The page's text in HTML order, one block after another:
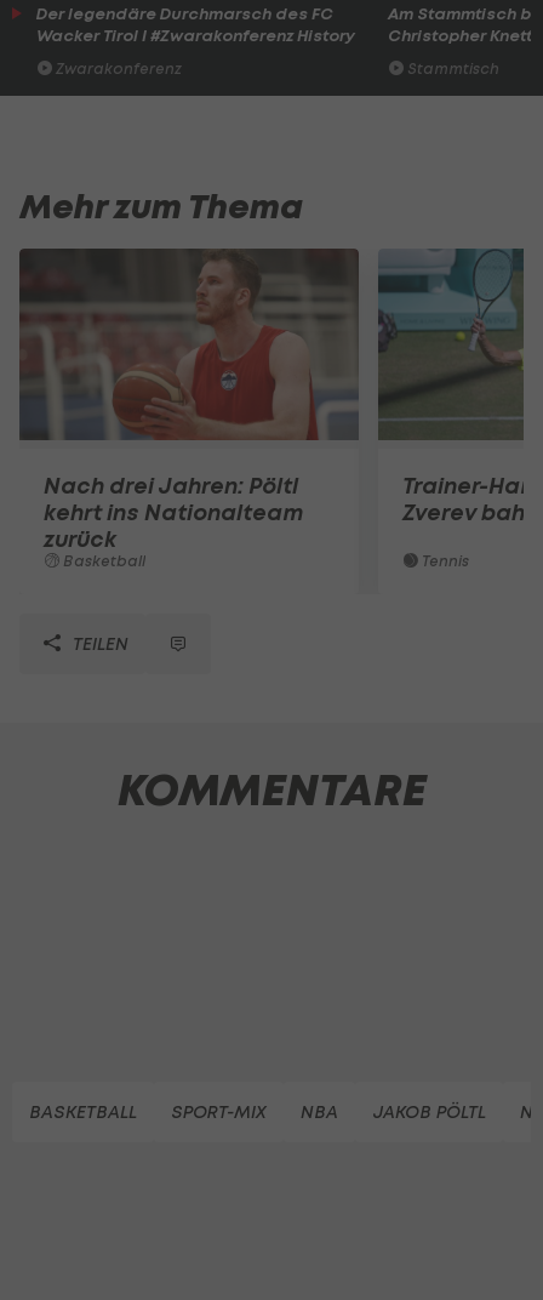
Der legendäre Durchmarsch des FC
Wacker Tirol I #Zwarakonferenz History
Zwarakonferenz
Am Stammtisch
Christopher Knett
Stammtisch
Mehr zum Thema
Nach drei Jahren: Pöltl
kehrt ins Nationalteam
zurück
Basketball
Trainer-
Zverev
Tennis
TEILEN
KOMMENTARE
BASKETBALL SPORT-MIX NBA JAKOB PÖLTL